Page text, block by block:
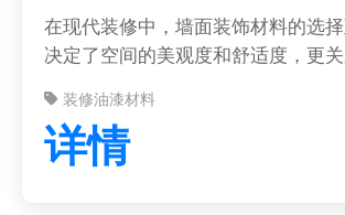
在现代装修中，墙面装饰材料的选
决定了空间的美观度和舒适度，更
漆，以其卓越的性能和丰富的装饰
多业主和设计师的首选。
装修油漆材料
详情